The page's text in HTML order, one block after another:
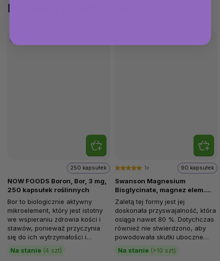
Produkty powiązane
NOW FOODS Boron, Bor, 3 mg,
250 kapsułek roślinnych
Na stanie (4 szt)
250 kapsułek
Bor to biologicznie aktywny
mikroelement, który jest istotny
we wspieraniu zdrowia kości i
stawów, ponieważ przyczynia
się do ich wytrzymałości i
struktury. W ciągu...
Swanson Magnesium
Bisglycinate, magnez elem.
133 mg, 90 kapsułek
1x
Na stanie (>10 szt)
90 kapsułek
Zaletą tej formy jest jej
doskonała przyswajalność, która
osiąga nawet 80 %. Dotychczas
również nie stwierdzono, aby
powodowała skutki uboczne
nawet przy wyższych...